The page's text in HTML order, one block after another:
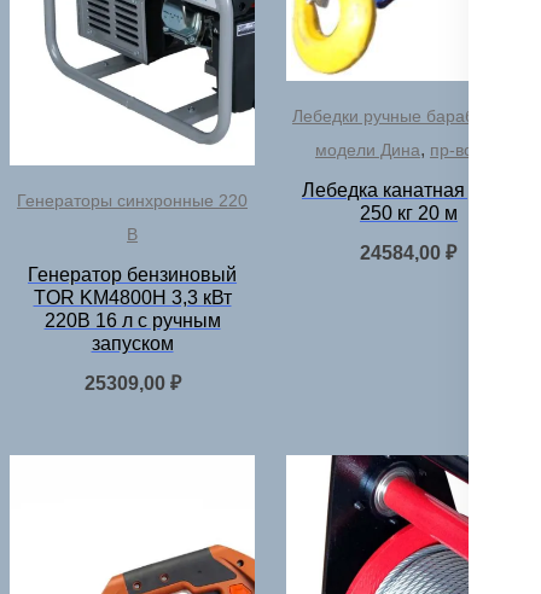
Генераторы синхронные 220
В
Генератор бензиновый
TOR KM4800H 3,3 кВт
220В 16 л с ручным
запуском
25309,00 ₽
Лебедки ручные барабанные
модели Дина, пр-во РФ
Лебедка канатная Дина
250 кг 20 м
24584,00₽